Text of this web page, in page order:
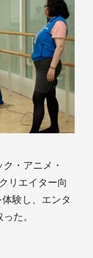
・アニメ・
リエイター向
験し、エンタ
た。